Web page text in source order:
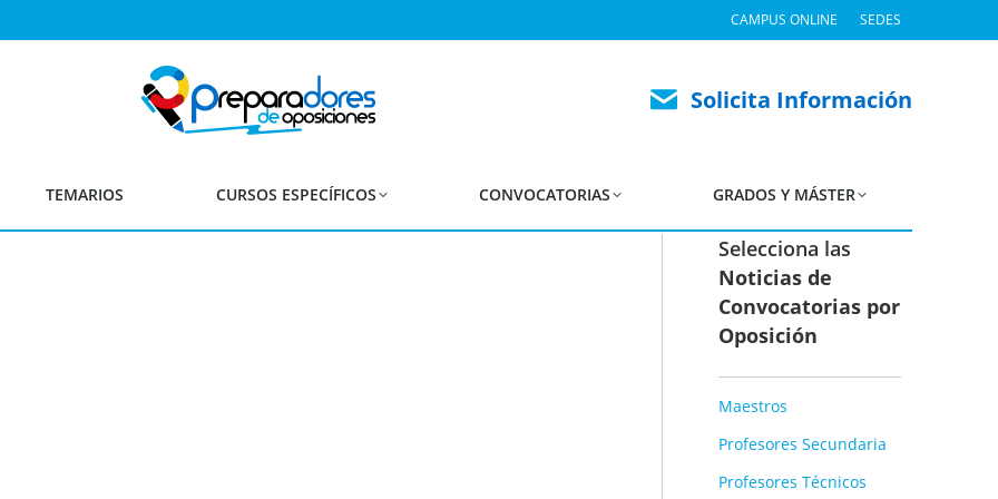
CAMPUS ONLINE SEDES
Solicita Información
TEMARIOS CURSOS ESPECÍFICOS CONVOCATORIAS GRADOS Y MÁSTER
Oferta de Empleo Público 2019!
Diferentes Especialidades
Selecciona las
Noticias de
Convocatorias por
Oposición
Maestros
Profesores Secundaria
Profesores Técnicos